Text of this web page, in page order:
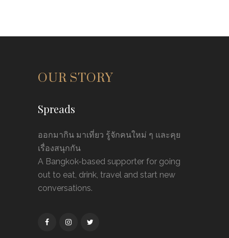
OUR STORY
Spreads
ออกมากิน มาเที่ยว รู้จักคนใหม่ ๆ และคุย
เรื่องสนุกกัน
A Bangkok-based supporter for going
out to eat, drink, travel and start new
conversations.